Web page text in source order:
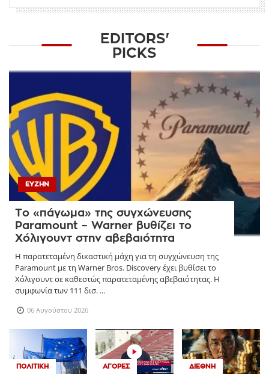
EDITORS'
PICKS
ΕΥΖΗΝ
Το «πάγωμα» της συγχώνευσης
Paramount – Warner βυθίζει το
Χόλιγουντ στην αβεβαιότητα
Η παρατεταμένη δικαστική μάχη για τη συγχώνευση της
Paramount με τη Warner Bros. Discovery έχει βυθίσει το
Χόλιγουντ σε καθεστώς παρατεταμένης αβεβαιότητας. Η
συμφωνία των 111 δισ. ...
06 Αυγούστου 2026
ΠΟΛΙΤΙΚΉ ΑΓΟΡΈΣ ΔΙΕΘΝΉ